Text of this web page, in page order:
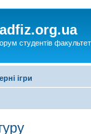
студентів
ігри